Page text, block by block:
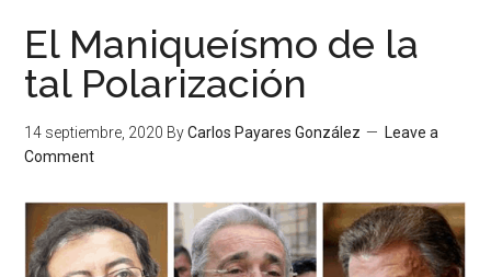
El Maniqueísmo de la
tal Polarización
14 septiembre, 2020 ByCarlos Payares González
Leave a
Comment